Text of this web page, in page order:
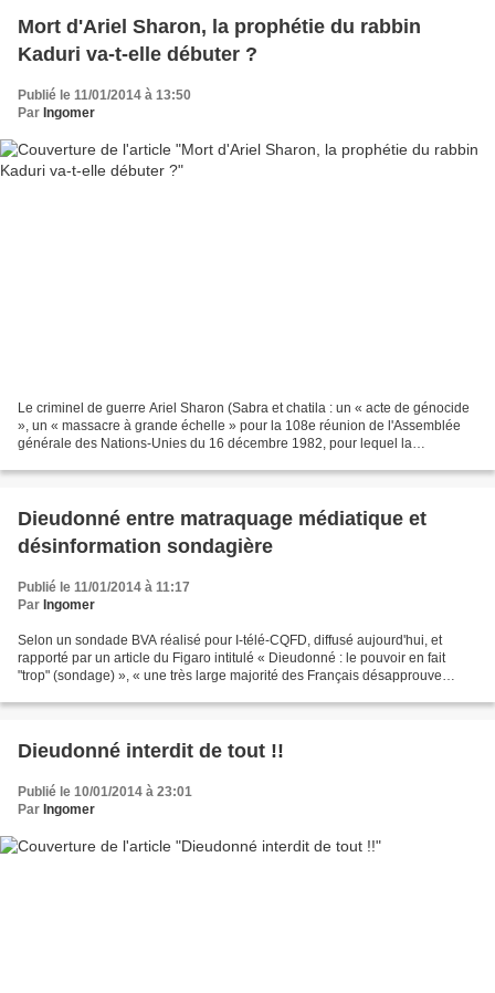
Mort d'Ariel Sharon, la prophétie du rabbin
Kaduri va-t-elle débuter ?
Publié le 11/01/2014 à 13:50
Par Ingomer
Le criminel de guerre Ariel Sharon (Sabra et chatila : un « acte de génocide
», un « massacre à grande échelle » pour la 108e réunion de l'Assemblée
générale des Nations-Unies du 16 décembre 1982, pour lequel la
Dieudonné entre matraquage médiatique et
désinformation sondagière
Publié le 11/01/2014 à 11:17
Par Ingomer
Selon un sondade BVA réalisé pour I-télé-CQFD, diffusé aujourd'hui, et
rapporté par un article du Figaro intitulé « Dieudonné : le pouvoir en fait
"trop" (sondage) », « une très large majorité des Français désapprouve
Dieudonné interdit de tout !!
Publié le 10/01/2014 à 23:01
Par Ingomer